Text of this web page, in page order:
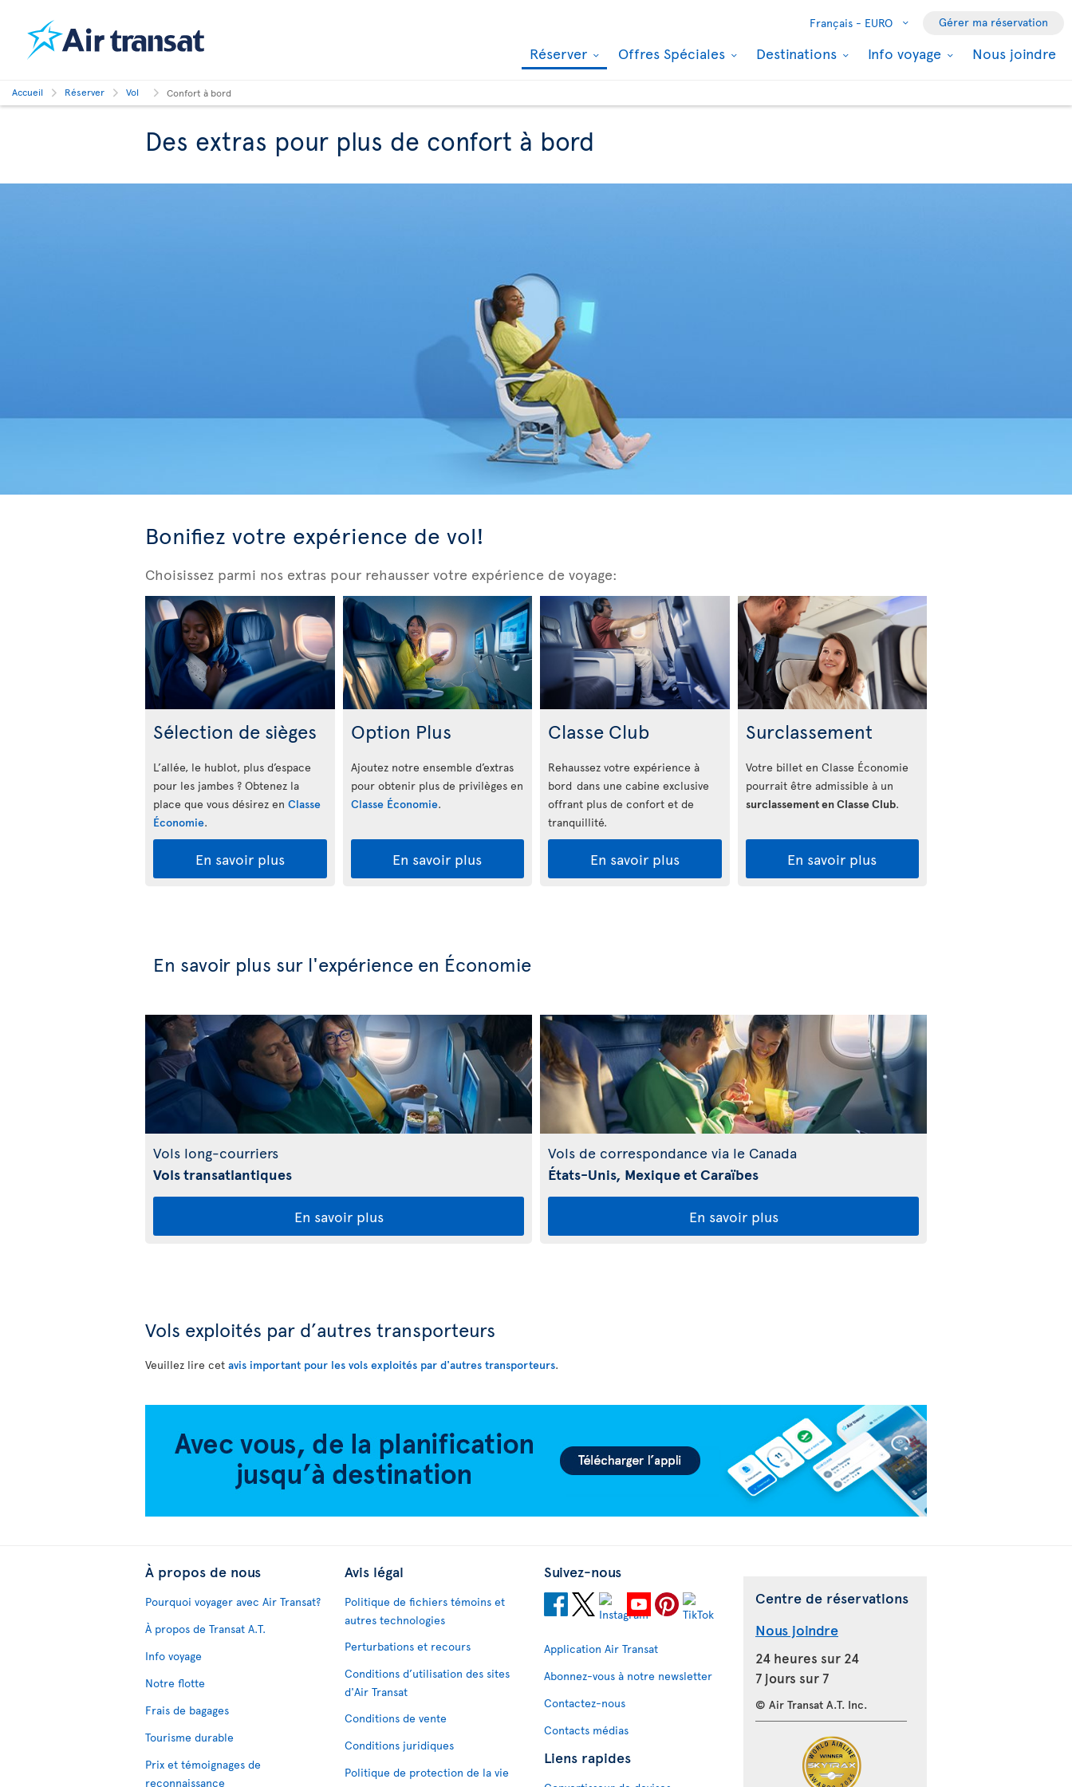
Français - EURO Gérer ma réservation
Réserver Offres Spéciales Destinations Info voyage Nous joindre
Accueil Réserver Vol Confort à bord
Des extras pour plus de confort à bord
Bonifiez votre expérience de vol!
Choisissez parmi nos extras pour rehausser votre expérience de voyage:
Sélection de sièges
L’allée, le hublot, plus d’espace
pour les jambes ? Obtenez la
place que vous désirez en Classe
Économie.
En savoir plus
Option Plus
Ajoutez notre ensemble d’extras
pour obtenir plus de privilèges en
Classe Économie.
En savoir plus
Classe Club
Rehaussez votre expérience à
bord dans une cabine exclusive
offrant plus de confort et de
tranquillité.
En savoir plus
Surclassement
Votre billet en Classe Économie
pourrait être admissible à un
surclassement en Classe Club.
En savoir plus
En savoir plus sur l'expérience en Économie
Vols long-courriers
Vols transatlantiques
En savoir plus
Vols de correspondance via le Canada
États-Unis, Mexique et Caraïbes
En savoir plus
Vols exploités par d’autres transporteurs
Veuillez lire cet avis important pour les vols exploités par d'autres transporteurs.
À propos de nous
Pourquoi voyager avec Air Transat?
À propos de Transat A.T.
Info voyage
Notre flotte
Frais de bagages
Tourisme durable
Prix et témoignages de
reconnaissance
Avis légal
Politique de fichiers témoins et
autres technologies
Perturbations et recours
Conditions d’utilisation des sites
d'Air Transat
Conditions de vente
Conditions juridiques
Politique de protection de la vie
Suivez-nous
Application Air Transat
Abonnez-vous à notre newsletter
Contactez-nous
Contacts médias
Liens rapides
Centre de réservations
Nous joindre
24 heures sur 24
7 jours sur 7
© Air Transat A.T. Inc.